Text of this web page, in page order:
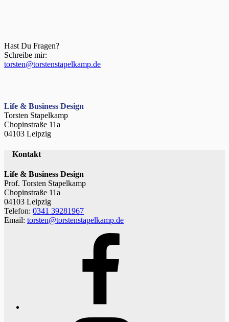
Hast Du Fragen?
Schreibe mir:
torsten@torstenstapelkamp.de
Life & Business Design
Torsten Stapelkamp
Chopinstraße 11a
04103 Leipzig
Kontakt
Life & Business Design
Prof. Torsten Stapelkamp
Chopinstraße 11a
04103 Leipzig
Telefon: 0341 39281967
Email: torsten@torstenstapelkamp.de